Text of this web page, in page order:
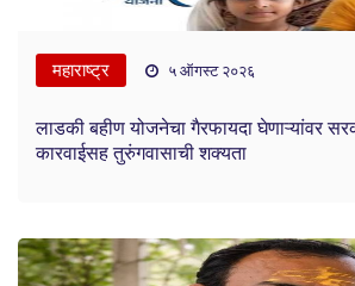
महाराष्ट्र ५ ऑगस्ट २०२६
लाडकी बहीण योजनेचा गैरफायदा घेणाऱ्यांवर
कारवाईसह तुरुंगवासाची शक्यता